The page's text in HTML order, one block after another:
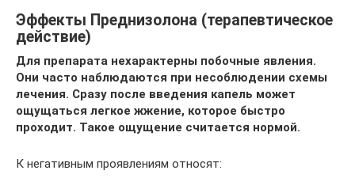
Эффекты Преднизолона (терапевтическое
действие)
Для препарата нехарактерны побочные явления.
Они часто наблюдаются при несоблюдении схемы
лечения. Сразу после введения капель может
ощущаться легкое жжение, которое быстро
проходит. Такое ощущение считается нормой.
К негативным проявлениям относят: